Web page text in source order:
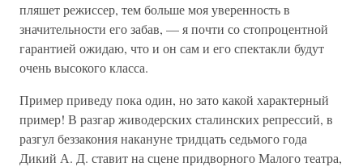
пляшет режиссер, тем больше моя уверенность в
значительности его забав, — я почти со стопроцентной
гарантией ожидаю, что и он сам и его спектакли будут
очень высокого класса.
Пример приведу пока один, но зато какой характерный
пример! В разгар живодерских сталинских репрессий, в
разгул беззакония накануне тридцать седьмого года
Дикий А. Д. ставит на сцене придворного Малого театра,